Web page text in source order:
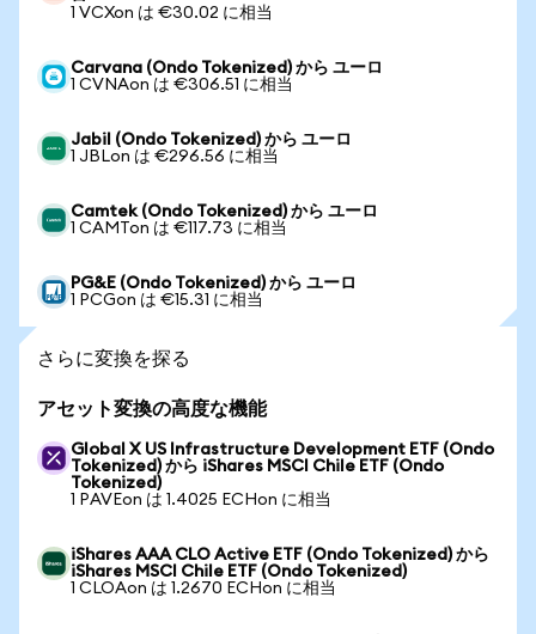
1 VCXon は €30.02 に相当
Carvana (Ondo Tokenized) から ユーロ
1 CVNAon は €306.51 に相当
Jabil (Ondo Tokenized) から ユーロ
1 JBLon は €296.56 に相当
Camtek (Ondo Tokenized) から ユーロ
1 CAMTon は €117.73 に相当
PG&E (Ondo Tokenized) から ユーロ
1 PCGon は €15.31 に相当
さらに変換を探る
アセット変換の高度な機能
Global X US Infrastructure Development ETF (Ondo
Tokenized) から iShares MSCI Chile ETF (Ondo
Tokenized)
1 PAVEon は 1.4025 ECHon に相当
iShares AAA CLO Active ETF (Ondo Tokenized) から
iShares MSCI Chile ETF (Ondo Tokenized)
1 CLOAon は 1.2670 ECHon に相当